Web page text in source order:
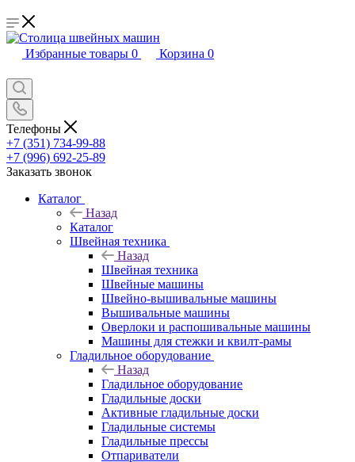
Избранные товары 0 Корзина 0
Телефоны
+7 (351) 734-99-88
+7 (996) 692-25-89
Заказать звонок
Каталог
Назад
Каталог
Швейная техника
Назад
Швейная техника
Швейные машины
Швейно-вышивальные машины
Вышивальные машины
Оверлоки и распошивальные машины
Машины для стежки и квилт-рамы
Гладильное оборудование
Назад
Гладильное оборудование
Гладильные доски
Активные гладильные доски
Гладильные системы
Гладильные прессы
Отпариватели